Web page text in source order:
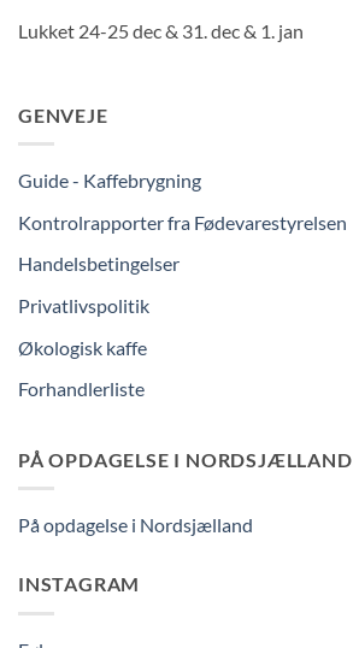
Lukket 24-25 dec & 31. dec & 1. jan
GENVEJE
Guide - Kaffebrygning
Kontrolrapporter fra Fødevarestyrelsen
Handelsbetingelser
Privatlivspolitik
Økologisk kaffe
Forhandlerliste
PÅ OPDAGELSE I NORDSJÆLLAND
På opdagelse i Nordsjælland
INSTAGRAM